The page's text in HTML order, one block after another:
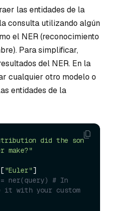
las entidades de la
consulta utilizando algún
el NER (reconocimiento
Para simplificar,
del NER. En la
cualquier otro modelo o
entidades de la
did the son
make?"
["Euler"
ner(query) # In
it with your custom